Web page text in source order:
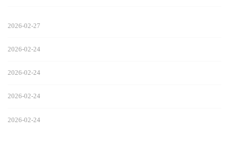
2026-02-27
2026-02-24
2026-02-24
2026-02-24
2026-02-24